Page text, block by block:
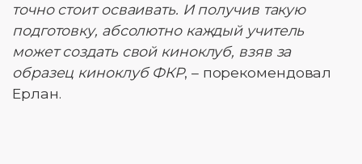
точно стоит осваивать. И получив такую
подготовку, абсолютно каждый учитель
может создать свой киноклуб, взяв за
образец киноклуб ФКР, – порекомендовал
Ерлан.